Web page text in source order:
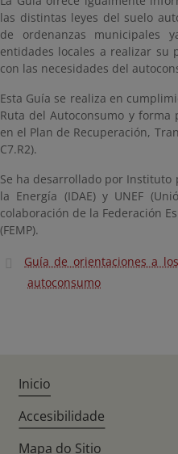
las distintas leyes del suelo
de ordenanzas municipales
entidades locales a realizar su
con las necesidades del
Esta Guía se realiza en
Ruta del Autoconsumo y
en el Plan de Recuperación,
C7.R2).
Se ha desarrollado por Instituto
la Energía (IDAE) y UNEF
colaboración de la Federación
(FEMP).
Guía de orientaciones a
autoconsumo
Inicio
Accesibilidade
Mapa do Sitio